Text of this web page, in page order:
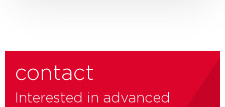
contact
Interested in advanced